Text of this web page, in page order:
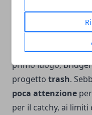
sul segreto del
famiglia
sono abbastanza in
finora nei diversi
primo luogo,
progetto trash.
poca attenzione
per il catchy, ai